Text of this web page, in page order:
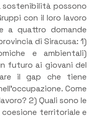
sostenibilità possono
con il loro lavoro
a quattro domande
di Siracusa: 1)
e ambientali)
futuro ai giovani del
il gap che tiene
Come
2) Quali sono le
territoriale e